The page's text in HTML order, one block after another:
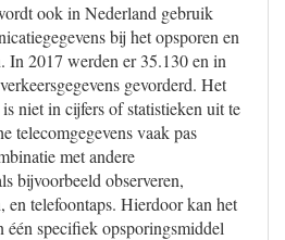
ook in Nederland gebruik
bij het opsporen en
In 2017 werden er 35.130 en in
gevorderd. Het
niet in cijfers of statistieken uit te
telecomgegevens vaak pas
met andere
bijvoorbeeld observeren,
en telefoontaps. Hierdoor kan het
één specifiek opsporingsmiddel